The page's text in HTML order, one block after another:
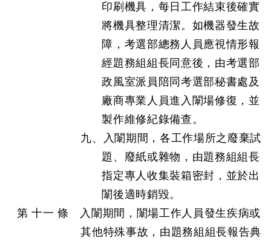
印刷機具，每日工作結束後確實
將機具整理清潔。如機器發生故
障，考選部總務人員應視情形報
經題務組組長同意後，由考選部
政風室派員陪同考選部秘書處及
廠商專業人員進入闈場修復，並
製作維修紀錄備查。
九、入闈期間，各工作場所之廢棄試
題、廢紙或雜物，由題務組組長
指定專人收集裝箱密封，並於出
闈後適時銷毀。
第 十一 條 入闈期間，闈場工作人員發生疾病或
其他特殊事故，由題務組組長報告典